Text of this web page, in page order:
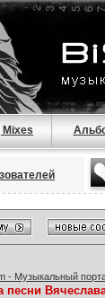
Mixes
- Музыкальный
песни